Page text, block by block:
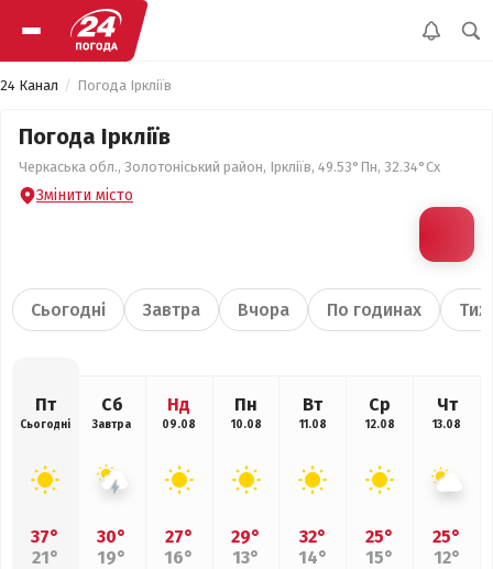
24 Канал Погода Іркліїв
Погода Іркліїв
Черкаська обл., Золотоніський район, Іркліїв, 49.53°Пн, 32.34°Сх
Змінити місто
Сьогодні Завтра Вчора По годинах
Пт
Сьогодні
37°
21°
Сб
Завтра
30°
19°
Нд
09.08
27°
16°
Пн
10.08
29°
13°
Вт
11.08
32°
14°
Ср
12.08
25°
15°
Чт
13.08
25°
12°